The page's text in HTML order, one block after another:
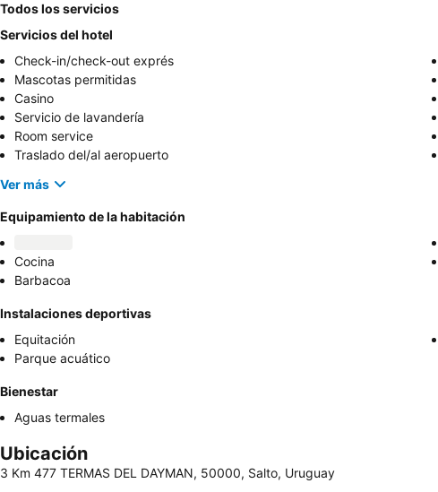
Todos los servicios
Servicios del hotel
Check-in/check-out exprés
Mascotas permitidas
Casino
Servicio de lavandería
Room service
Traslado del/al aeropuerto
Ver más
Equipamiento de la habitación
Cocina
Barbacoa
Instalaciones deportivas
Equitación
Parque acuático
Bienestar
Aguas termales
Ubicación
3 Km 477 TERMAS DEL DAYMAN, 50000, Salto, Uruguay